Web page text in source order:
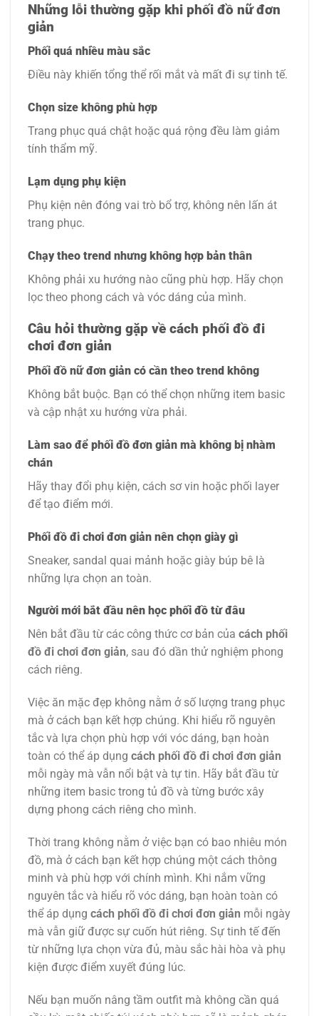
Những lỗi thường gặp khi phối đồ nữ đơn
giản
Phối quá nhiều màu sắc
Điều này khiến tổng thể rối mắt và mất đi sự tinh tế.
Chọn size không phù hợp
Trang phục quá chật hoặc quá rộng đều làm giảm
tính thẩm mỹ.
Lạm dụng phụ kiện
Phụ kiện nên đóng vai trò bổ trợ, không nên lấn át
trang phục.
Chạy theo trend nhưng không hợp bản thân
Không phải xu hướng nào cũng phù hợp. Hãy chọn
lọc theo phong cách và vóc dáng của mình.
Câu hỏi thường gặp về cách phối đồ đi
chơi đơn giản
Phối đồ nữ đơn giản có cần theo trend không
Không bắt buộc. Bạn có thể chọn những item basic
và cập nhật xu hướng vừa phải.
Làm sao để phối đồ đơn giản mà không bị nhàm
chán
Hãy thay đổi phụ kiện, cách sơ vin hoặc phối layer
để tạo điểm mới.
Phối đồ đi chơi đơn giản nên chọn giày gì
Sneaker, sandal quai mảnh hoặc giày búp bê là
những lựa chọn an toàn.
Người mới bắt đầu nên học phối đồ từ đâu
Nên bắt đầu từ các công thức cơ bản của cách phối
đồ đi chơi đơn giản, sau đó dần thử nghiệm phong
cách riêng.
Việc ăn mặc đẹp không nằm ở số lượng trang phục
mà ở cách bạn kết hợp chúng. Khi hiểu rõ nguyên
tắc và lựa chọn phù hợp với vóc dáng, bạn hoàn
toàn có thể áp dụng cách phối đồ đi chơi đơn giản
mỗi ngày mà vẫn nổi bật và tự tin. Hãy bắt đầu từ
những item basic trong tủ đồ và từng bước xây
dựng phong cách riêng cho mình.
Thời trang không nằm ở việc bạn có bao nhiêu món
đồ, mà ở cách bạn kết hợp chúng một cách thông
minh và phù hợp với chính mình. Khi nắm vững
nguyên tắc và hiểu rõ vóc dáng, bạn hoàn toàn có
thể áp dụng cách phối đồ đi chơi đơn giản mỗi ngày
mà vẫn giữ được sự cuốn hút riêng. Sự tinh tế đến
từ những lựa chọn vừa đủ, màu sắc hài hòa và phụ
kiện được điểm xuyết đúng lúc.
Nếu bạn muốn nâng tầm outfit mà không cần quá